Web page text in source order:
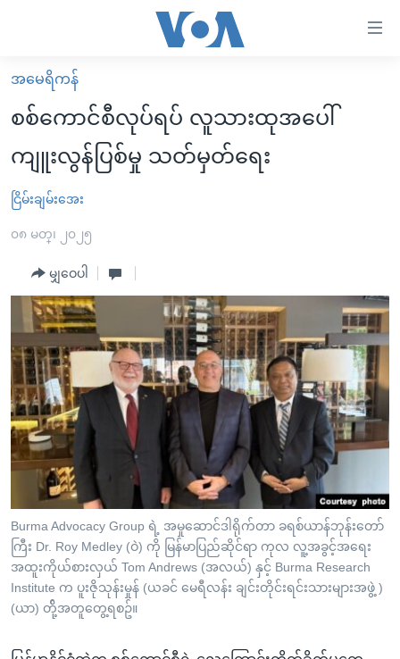
လွယ်ကူ
စေ
Link
များ
ပင်မ
ကျော်
ကြည့်
ရန်
ပင်မ
အ
ညွန်း
စာမျက်နှာ
ကြည့်
ရန်
ရှာဖွေ
သို့
မူလစာမျက်နှာ
မြန်မာ
ကမ္ဘာ့သတင်းများ
နိုင်ငံတကာ
အစ္စရေး-ပါလက်စတိုင်း
ဗွီဒီယို
အင်္ဂလိပ်စာလေ့လာမယ်
အမေရိကန်သုံးအီဒီယံ
မကြေးမုံရဲ့ အင်္ဂလိပ်စာ
ရုပ်ရှင်ထဲက အင်္ဂလိပ်စာ
သုတပဒေသာ အင်္ဂလိပ်စာ
အပတ်စဉ်ကဏ္ဍများ
ရေဒီယို
တီဗွီ
ရေဒီယိုနှင့်ရုပ်သံ အချက်အလက်များ
ရေဒီယို/တီဗွီအစီအစဉ်
Learning English
ဗွီအိုအေ လူမှုကွန်ယက်များ
ဘာသာစကားများ
အမေရိကန်
စစ်ကောင်စီလုပ်ရပ် လူသားထုအပေါ်
ကျူးလွန်ပြစ်မှု သတ်မှတ်ရေး
ငြိမ်းချမ်းအေး
၀၈ မတ္၊ ၂၀၂၅
မျှဝေပါ
Burma Advocacy Group ရဲ့ အမှုဆောင်ဒါရိုက်တာ ခရစ်ယာန်ဘုန်းတော်
ကြီး Dr. Roy Medley (ဝဲ) ကို မြန်မာပြည်ဆိုင်ရာ ကုလ လူ့အခွင့်အရေး
အထူးကိုယ်စားလှယ် Tom Andrews (အလယ်) နှင့် Burma Research
Institute က ပူးဇိုသုန်းမှုန် (ယခင် မေရီလန်း ချင်းတိုင်းရင်းသားများအဖွဲ့ )
(ယာ) တို့်အတူတွေ့ရစဥ်။